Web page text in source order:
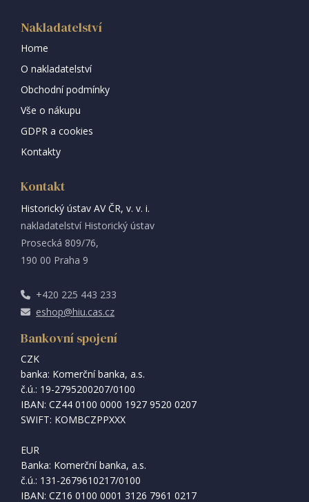
Nakladatelství
Home
O nakladatelství
Obchodní podmínky
Vše o nákupu
GDPR a cookies
Kontakty
Kontakt
Historický ústav AV ČR, v. v. i.
nakladatelství Historický ústav
Prosecká 809/76,
190 00 Praha 9
+420 225 443 233
eshop@hiu.cas.cz
Bankovní spojení
CZK
banka: Komerční banka, a.s.
č.ú.: 19-2795200207/0100
IBAN: CZ44 0100 0000 1927 9520 0207
SWIFT: KOMBCZPPXXX
EUR
Banka: Komerční banka, a.s.
č.ú.: 131-2679610217/0100
IBAN: CZ16 0100 0001 3126 7961 0217